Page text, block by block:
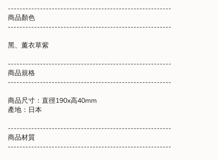
{{
quantity
"maximum_of"=>"Maximum
of
quantity
}}"}
--------------------------------------------------------
商品顏色
--------------------------------------------------------
黑、薰衣草紫
--------------------------------------------------------
商品規格
--------------------------------------------------------
商品尺寸：直徑190x高40mm
產地：日本
--------------------------------------------------------
商品材質
--------------------------------------------------------